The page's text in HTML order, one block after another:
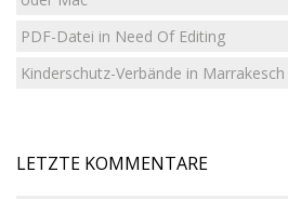
PDF-Datei in Need Of Editing
Kinderschutz-Verbände in Marrakesch
LETZTE KOMMENTARE